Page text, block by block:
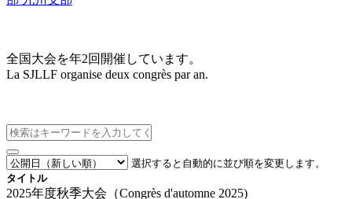
全国大会を年2回開催しています。
La SJLLF organise deux congrès par an.
選択すると自動的に並び順を変更します。
タイトル
2025年度秋季大会（Congrès d'automne 2025)